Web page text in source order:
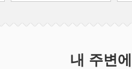
내 주변